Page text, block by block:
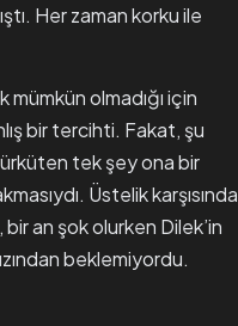
Her zaman korku ile
olmadığı için
bir tercihti. Fakat, şu
ürküten tek şey ona bir
Üstelik karşısında
an şok olurken Dilek’in
beklemiyordu.